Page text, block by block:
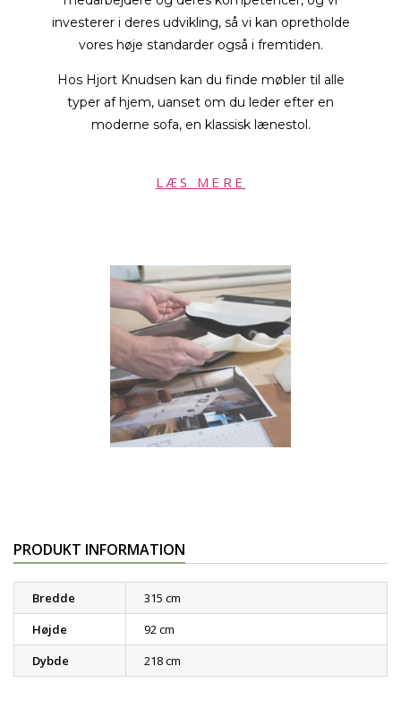
investerer i deres udvikling, så vi kan opretholde
vores høje standarder også i fremtiden.
Hos Hjort Knudsen kan du finde møbler til alle
typer af hjem, uanset om du leder efter en
moderne sofa, en klassisk lænestol.
LÆS MERE
PRODUKT INFORMATION
Bredde
315 cm
Højde
92 cm
Dybde
218 cm